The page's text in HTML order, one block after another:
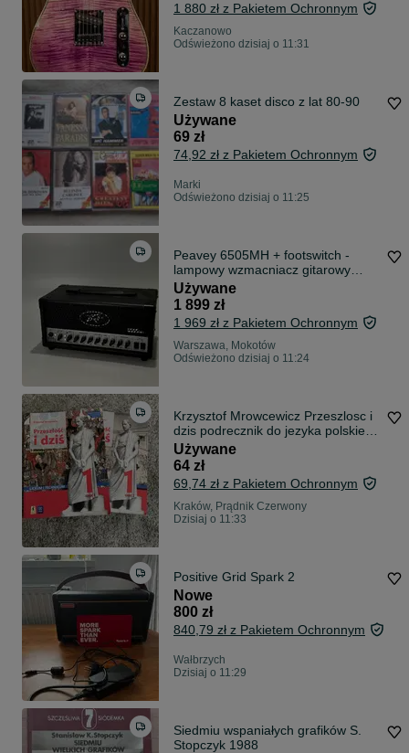
1 880 zł z Pakietem Ochronnym
Kaczanowo
Odświeżono dzisiaj o 11:31
Zestaw 8 kaset disco z lat 80-90
Używane
69 zł
74,92 zł z Pakietem Ochronnym
Marki
Odświeżono dzisiaj o 11:25
Peavey 6505MH + footswitch -
lampowy wzmacniacz gitarowy
20W
Używane
1 899 zł
1 969 zł z Pakietem Ochronnym
Warszawa, Mokotów
Odświeżono dzisiaj o 11:24
Krzysztof Mrowcewicz Przeszlosc i
dzis podrecznik do jezyka polskiego
czesc 1,2
Używane
64 zł
69,74 zł z Pakietem Ochronnym
Kraków, Prądnik Czerwony
Dzisiaj o 11:33
Positive Grid Spark 2
Nowe
800 zł
840,79 zł z Pakietem Ochronnym
Wałbrzych
Dzisiaj o 11:29
Siedmiu wspaniałych grafików S.
Stopczyk 1988